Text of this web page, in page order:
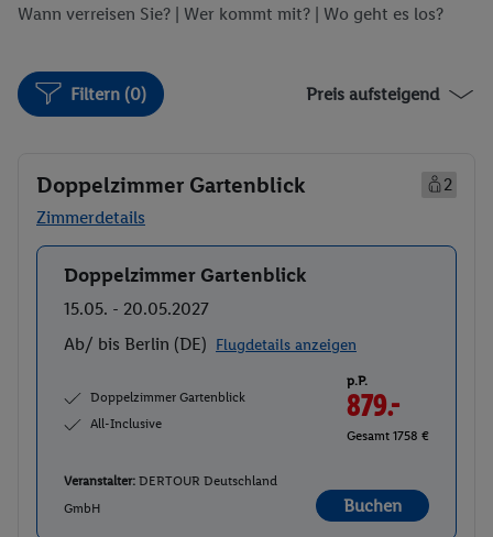
Wann verreisen Sie? | Wer kommt mit? | Wo geht es los?
Filtern (0) Preis aufsteigend
Doppelzimmer Gartenblick
2
Zimmerdetails
Buchen
Doppelzimmer Gartenblick
15.05. - 20.05.2027
Ab/ bis Berlin (DE) Flugdetails anzeigen
Doppelzimmer Gartenblick
All-Inclusive
p.P.
879.-
Gesamt 1758 €
Veranstalter: DERTOUR Deutschland
GmbH
Buchen